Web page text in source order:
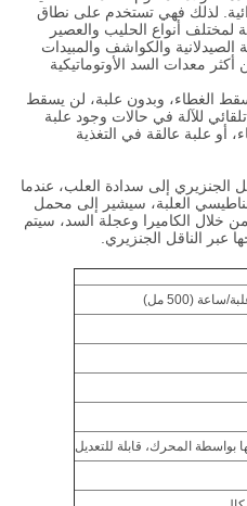
لذلك فهي تستخدم على نطاق
لمختلف أنواع الحليب والعصير
الصيدلانية والكواشف والمبيدات
معدات السد الأوتوماتيكية
الغطاء، وبدون علبة، لن يسقط
للآلة في حالات وجود علبة
أو علبة عالقة في التغذية
الجنزيري إلى سدادة العلب، عندما
العلبة، سيشير إلى محمل
خلال الكاميرا وعجلة السد، سيتم
عبر الناقل الجنزيري.
بواسطة المحرك، قابلة للتعديل